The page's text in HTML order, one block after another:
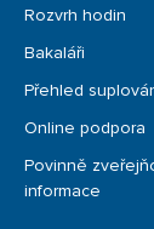
PRO
Rozvrh hodin
Bakaláři
Přehled
Online podpora
Povinně
informace